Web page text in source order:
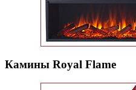
Камины Royal Flame